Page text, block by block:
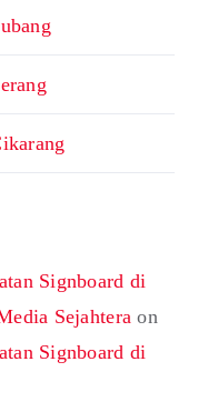
Signboard di
Sejahtera on
Signboard di